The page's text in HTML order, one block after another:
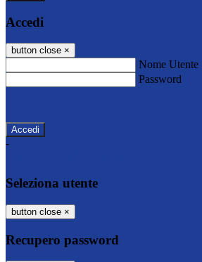
Accedi
button close ×
Nome Utente
Password
-
Seleziona utente
button close ×
Recupero password